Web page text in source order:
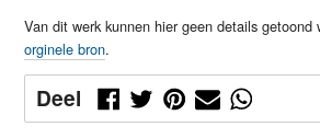
Van dit werk kunnen hier geen details getoond
orginele bron.
Deel